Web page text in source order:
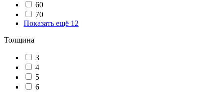
60
70
Показать ещё 12
Толщина
3
4
5
6